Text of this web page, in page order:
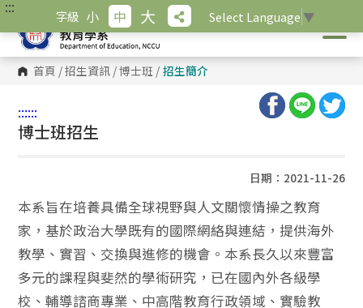
跳
主
內
容
::: 字級 小 中 大 Select Language ▼
首頁 /招生資訊 /博士班 / 招生簡介
::::::
博士班招生
日期：2021-11-26
本系旨在培養具備全球視野與人文關懷情操之教育
家，基於政治大學既有的國際網絡與連結，提供海外
教學、實習、交換與進修的機會。本系長久以來豐富
多元的課程與斐然的學術研究，已在國內外各級學
校、輔導諮商專業、中高階教育行政領域、實驗教